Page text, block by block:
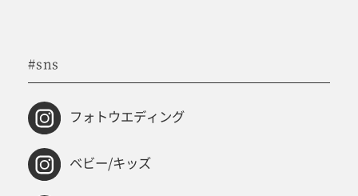
#sns
フォトウエディング
ベビー/キッズ